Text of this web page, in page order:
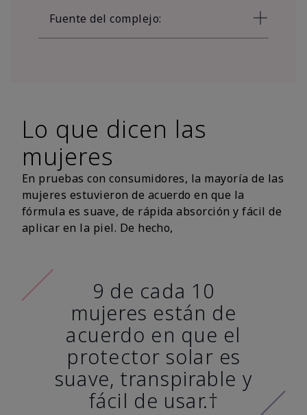
Fuente del complejo:
Lo que dicen las
mujeres
En pruebas con consumidores, la mayoría de las
mujeres estuvieron de acuerdo en que la
fórmula es suave, de rápida absorción y fácil de
aplicar en la piel. De hecho,
9 de cada 10
mujeres están de
acuerdo en que el
protector solar es
suave, transpirable y
fácil de usar.†